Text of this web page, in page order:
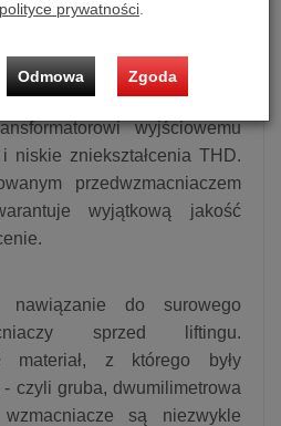
podświetlane logo. Łatwo
mocy. Dzięki architekturze
Single Ended i specjalnie
wyjściowemu
niskie zniekształcenia THD.
przedwzmacniaczem
wyjątkową jakość
do surowego
sprzed liftingu.
materiał, z którego były
czyli gruba, dwumilimetrowa
są niezwykle
polityce prywatności
Odmowa Zgoda